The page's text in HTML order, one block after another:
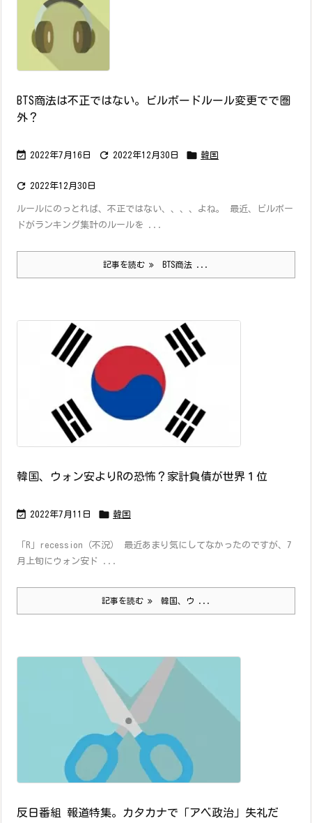
BTS商法は不正ではない。ビルボードルール変更でで圏
外？
 2022年7月16日  2022年12月30日  韓国
 2022年12月30日
ルールにのっとれば、不正ではない、、、、よね。 最近、ビルボー
ドがランキング集計のルールを ...
記事を読む BTS商法 ...
韓国、ウォン安よりRの恐怖？家計負債が世界１位
 2022年7月11日  韓国
「R」recession（不況） 最近あまり気にしてなかったのですが、7
月上旬にウォン安ド ...
記事を読む 韓国、ウ ...
反日番組 報道特集。カタカナで「アベ政治」失礼だ